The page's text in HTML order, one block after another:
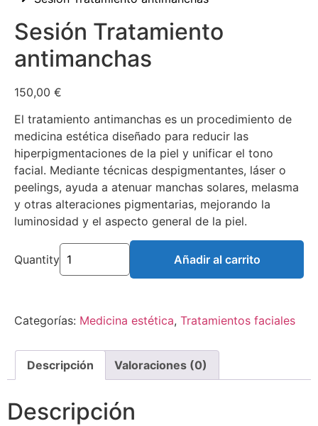
Sesión Tratamiento
antimanchas
150,00 €
El tratamiento antimanchas es un procedimiento de
medicina estética diseñado para reducir las
hiperpigmentaciones de la piel y unificar el tono
facial. Mediante técnicas despigmentantes, láser o
peelings, ayuda a atenuar manchas solares, melasma
y otras alteraciones pigmentarias, mejorando la
luminosidad y el aspecto general de la piel.
Quantity Añadir al carrito
Categorías: Medicina estética, Tratamientos faciales
Descripción Valoraciones (0)
Descripción